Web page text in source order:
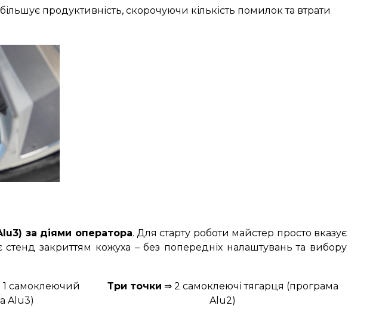
продуктивність, скорочуючи кількість помилок та втрати
за діями оператора. Для старту роботи майстер просто вказує
закриттям кожуха – без попередніх налаштувань та вибору
1 самоклеючий
Alu3)
Три точки ⇒ 2 самоклеючі тягарця (програма
Alu2)